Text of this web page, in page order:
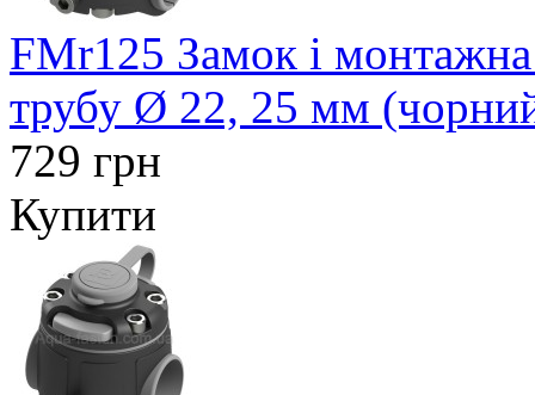
FMr125 Замок і
трубу Ø 22, 25 мм
729 грн
Купити